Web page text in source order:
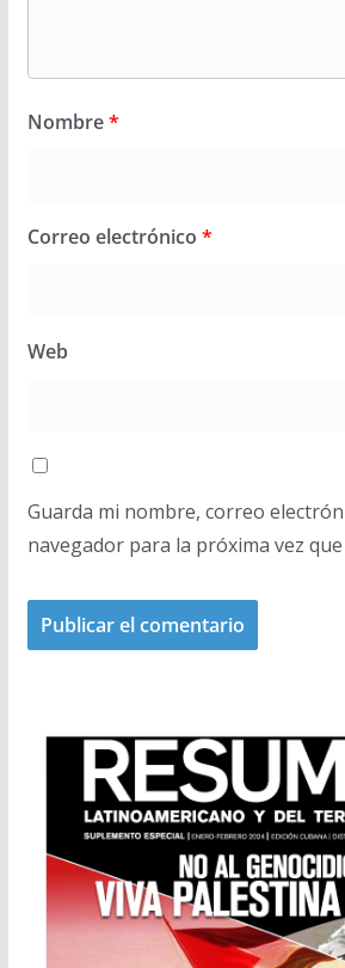
Nombre*
Correo electrónico *
Web
Guarda mi nombre, correo
navegador para la próxima vez